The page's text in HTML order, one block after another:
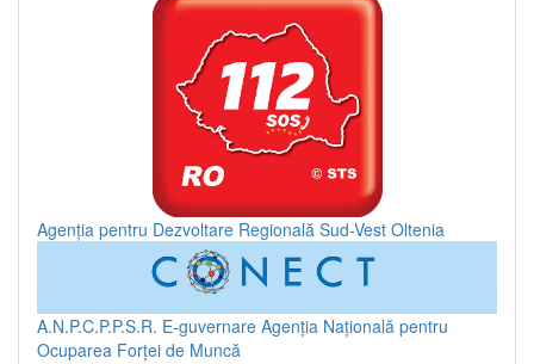
Agenția pentru Dezvoltare Regională Sud-Vest Oltenia
A.N.P.C.P.P.S.R. E-guvernare Agenția Națională pentru
Ocuparea Forței de Muncă